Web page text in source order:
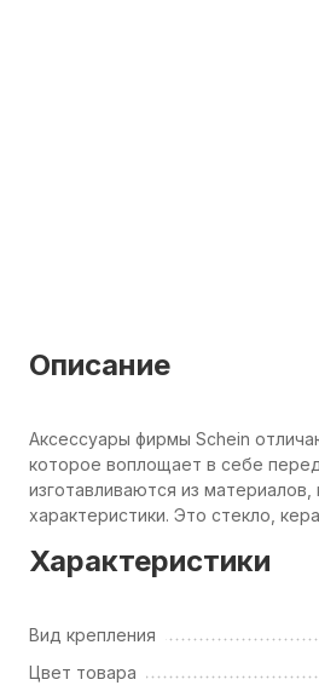
Описание
Аксессуары фирмы Schein
которое воплощает в себе
изготавливаются из
характеристики. Это стекло,
Характеристики
Вид крепления
Цвет товара